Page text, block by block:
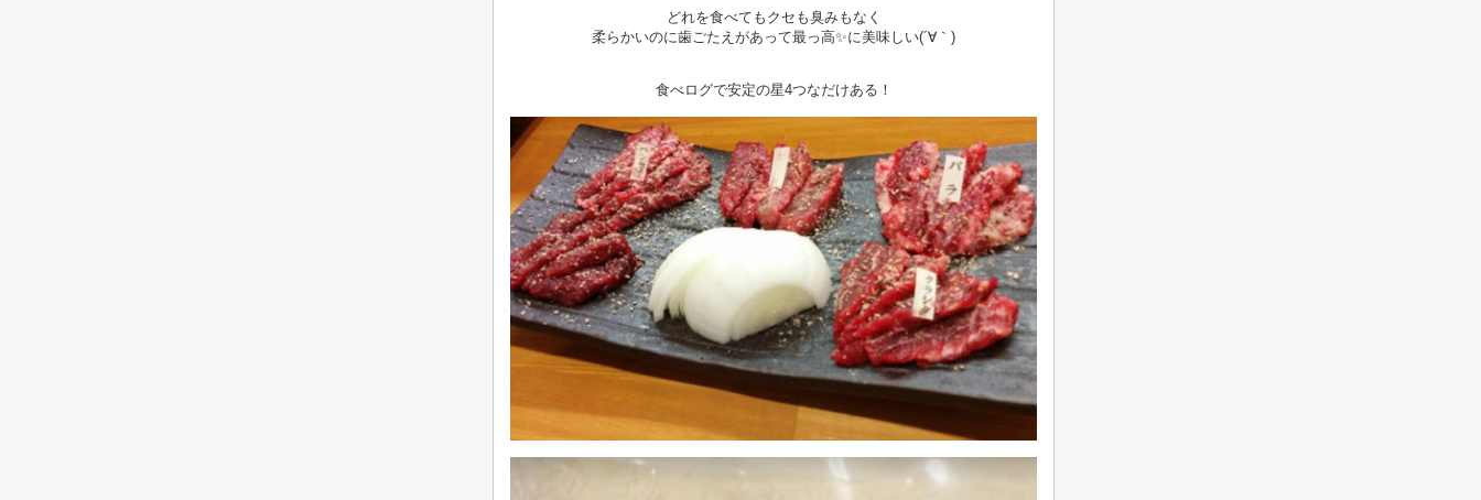
どれを食べてもクセも臭みもなく
柔らかいのに歯ごたえがあって最っ高✨に美味しい(´∀｀)
食べログで安定の星4つなだけある！